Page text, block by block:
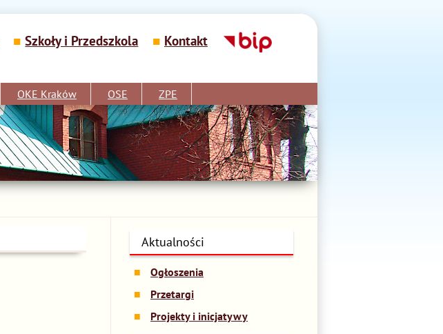
Szkoły i Przedszkola Kontakt
OKE Kraków OSE ZPE
Aktualności
Ogłoszenia
Przetargi
Projekty i inicjatywy